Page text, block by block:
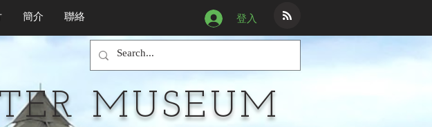
簡介 聯絡 登入
MUSEUM